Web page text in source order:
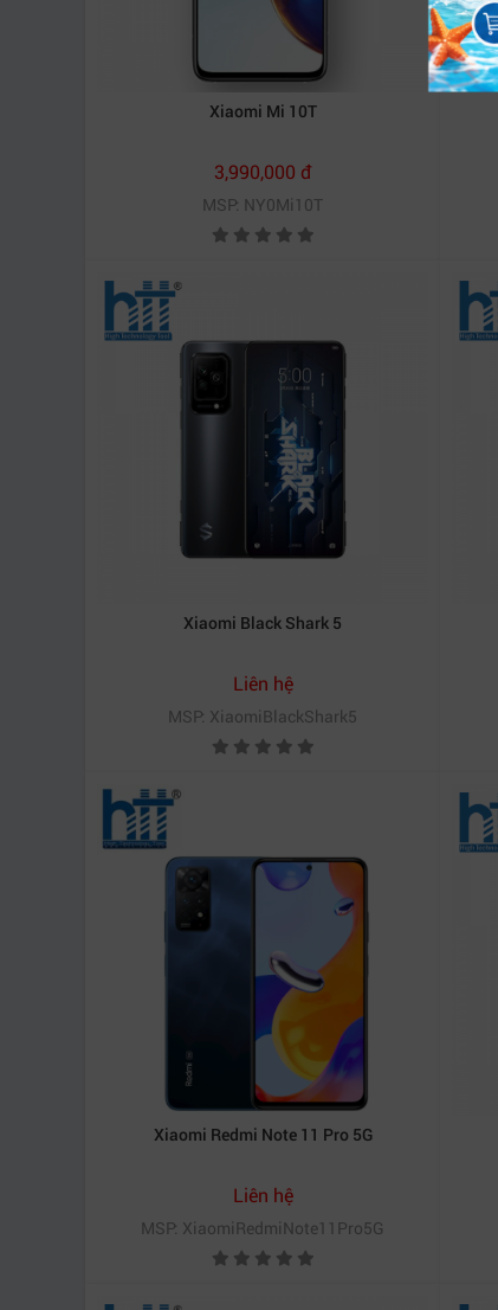
Xiaomi Mi 10T
3,990,000 đ
MSP: NY0Mi10T
Xiaomi Black Shark 5
Liên hệ
MSP: XiaomiBlackShark5
Xiaomi Redmi Note 11 Pro 5G
Liên hệ
MSP: XiaomiRedmiNote11Pro5G